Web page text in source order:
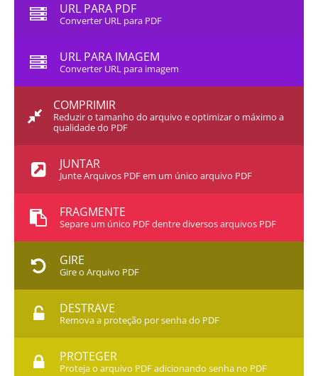
URL PARA PDF
Converter URL para PDF
URL PARA IMAGEM
Converter URL para imagem
COMPRIMIR
Reduzir o tamanho do arquivo e optimizar o máximo a
qualidade do PDF
JUNTAR
Junte Arquivos PDF em um único arquivo PDF
FRAGMENTE
Separe um único PDF dentre diversos arquivos PDF
GIRE
Gire o Arquivo PDF
DESTRAVE
Remova a proteção por senha do PDF
PROTEGER
Proteja o arquivo PDF adicionando senha no PDF